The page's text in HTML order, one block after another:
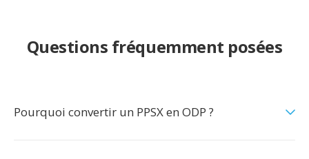
Questions fréquemment posées
Pourquoi convertir un PPSX en ODP ?